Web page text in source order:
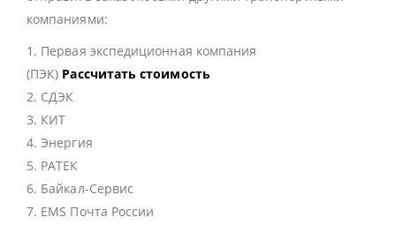
компаниями:
1. Первая экспедиционная компания
(ПЭК) Рассчитать стоимость
2. СДЭК
3. КИТ
4. Энергия
5. РАТЕК
6. Байкал-Сервис
7. EMS Почта России